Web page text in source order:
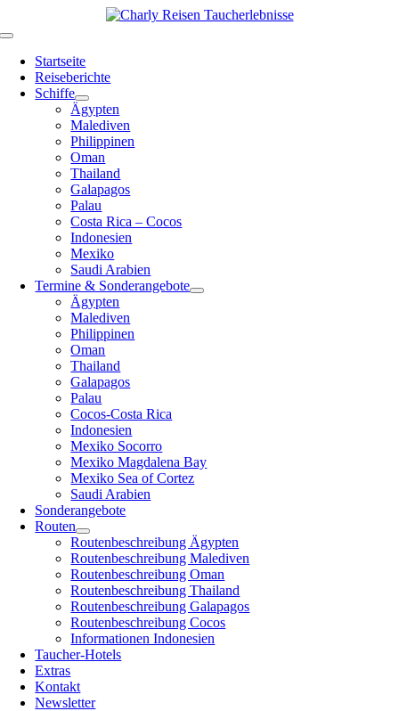
Inhalt
Toggle
NavigationStartseite
Reiseberichte
Schiffe
Ägypten
Malediven
Philippinen
Oman
Thailand
Galapagos
Palau
Costa Rica – Cocos
Indonesien
Mexiko
Saudi Arabien
Termine & Sonderangebote
Ägypten
Malediven
Philippinen
Oman
Thailand
Galapagos
Palau
Cocos-Costa Rica
Indonesien
Mexiko Socorro
Mexiko Magdalena Bay
Mexiko Sea of Cortez
Saudi Arabien
Sonderangebote
Routen
Routenbeschreibung Ägypten
Routenbeschreibung Malediven
Routenbeschreibung Oman
Routenbeschreibung Thailand
Routenbeschreibung Galapagos
Routenbeschreibung Cocos
Informationen Indonesien
Taucher-Hotels
Extras
Kontakt
Newsletter